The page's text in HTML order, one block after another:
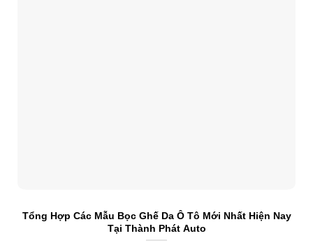
Tổng Hợp Các Mẫu Bọc Ghế Da Ô Tô Mới Nhất Hiện Nay
Tại Thành Phát Auto